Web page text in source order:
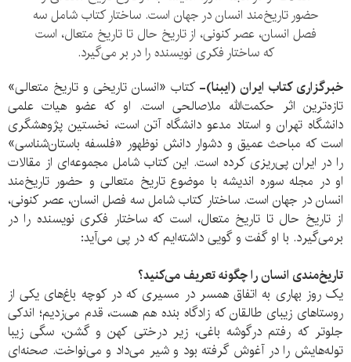
حضور تاریخ‌مند انسان در جهان است. ساختار کتاب شامل سه
فصل انسان، عصر کنونی، از تاریخ حال تا تاریخ متعال، است
که ساختار فکری نویسنده را در بر می‌گیرد.
خبرگزاری کتاب ایران (ایبنا)-کتاب «انسان تاریخی و تاریخ متعالی»
تازه‌ترین اثر حکمت‌الله ملاصالحی است. او که عضو هیات علمی
دانشگاه تهران و استاد مدعو دانشگاه آتن است، نخستین پژوهشگری
است که مباحث عمیق و دشوار دانش نوظهور «فلسفه‌ باستان‌شناسی»
را در ایران پی‌ریزی کرده است. این کتاب شامل مجموعه‌ای از مقالات
او در مجله سوره اندیشه با موضوع تاریخ متعالی و حضور تاریخ‌مند
انسان در جهان است. ساختار کتاب شامل سه فصل انسان، عصر کنونی،
از تاریخ حال تا تاریخ متعال، است که ساختار فکری نویسنده را در
برمی‌گیرد. با او گفت و گویی داشته‌ایم که در پی می‌آید:
تاریخ‌مندی انسان را چگونه تعریف می‌کنید؟
یک روز بهاری به اتفاق همسر در مسیری که در کوچه باغ‌های یکی از
روستاهای زیبای طالقان که زادگاه بنده هم هست، قدم می‌زدیم؛ اندکی
جلوتر که رفتم درگوشه باغی، زیر درختی کهن و گشن، سگی زیبا
توله‌هایش را در آغوش گرفته بود و شیر می‌داد و می‌نواخت. صحنه‌ای